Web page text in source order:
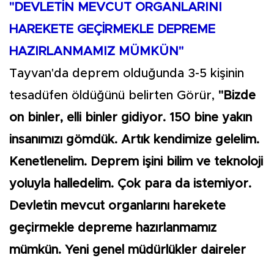
"DEVLETİN MEVCUT ORGANLARINI
HAREKETE GEÇİRMEKLE DEPREME
HAZIRLANMAMIZ MÜMKÜN"
Tayvan'da deprem olduğunda 3-5 kişinin
tesadüfen öldüğünü belirten Görür, "Bizde
on binler, elli binler gidiyor. 150 bine yakın
insanımızı gömdük. Artık kendimize gelelim.
Kenetlenelim. Deprem işini bilim ve teknoloji
yoluyla halledelim. Çok para da istemiyor.
Devletin mevcut organlarını harekete
geçirmekle depreme hazırlanmamız
mümkün. Yeni genel müdürlükler daireler